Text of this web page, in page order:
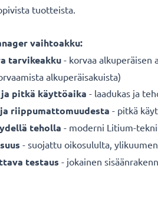
tuotteista.
vaihtoakku:
tarvikeakku - korvaa alkuperäisen
alkuperäisakuista)
pitkä käyttöaika - laadukas ja
riippumattomuudesta - pitkä
teholla - moderni Litium-
- suojattu oikosululta,
testaus - jokainen